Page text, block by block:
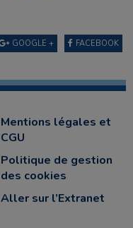
FACEBOOK
GOOGLE +
Mentions légales et
CGU
Politique de gestion
des cookies
Aller sur l’Extranet